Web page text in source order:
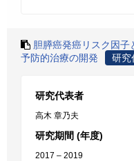
胆膵癌発癌リスク因
予防的治療の開発
研究
研究代表者
高木 章乃夫
研究期間 (年度)
2017 – 2019